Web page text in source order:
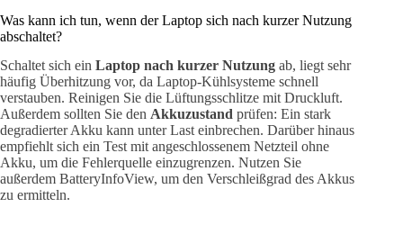
Was kann ich tun, wenn der Laptop sich nach kurzer Nutzung
abschaltet?
Schaltet sich ein Laptop nach kurzer Nutzung ab, liegt sehr
häufig Überhitzung vor, da Laptop-Kühlsysteme schnell
verstauben. Reinigen Sie die Lüftungsschlitze mit Druckluft.
Außerdem sollten Sie den Akkuzustand prüfen: Ein stark
degradierter Akku kann unter Last einbrechen. Darüber hinaus
empfiehlt sich ein Test mit angeschlossenem Netzteil ohne
Akku, um die Fehlerquelle einzugrenzen. Nutzen Sie
außerdem BatteryInfoView, um den Verschleißgrad des Akkus
zu ermitteln.